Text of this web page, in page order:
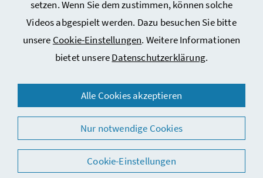
setzen. Wenn Sie dem zustimmen, können solche
Videos abgespielt werden. Dazu besuchen Sie bitte
unsere Cookie-Einstellungen. Weitere Informationen
bietet unsereDatenschutzerklärung.
Alle Cookies akzeptieren
Nur notwendige Cookies
Cookie-Einstellungen
© 2026 Bundesministerium für Arbeit, Soziales, Gesundheit,
Pflege und Konsumentenschutz